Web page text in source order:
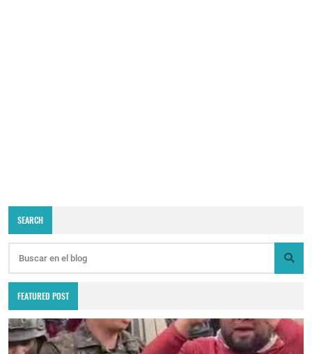
SEARCH
FEATURED POST